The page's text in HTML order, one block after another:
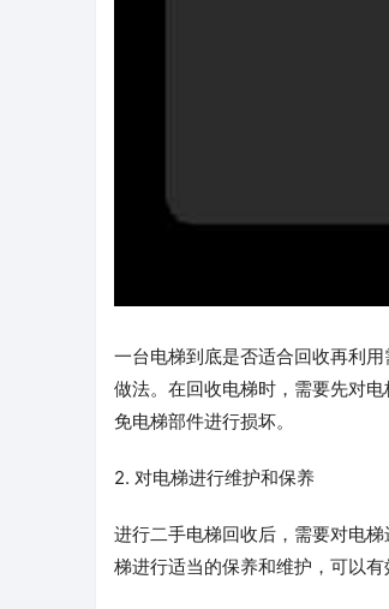
一台电梯到底是否适合回收再利
做法。在回收电梯时，需要先对
免电梯部件进行损坏。
2. 对电梯进行维护和保养
进行二手电梯回收后，需要对电
梯进行适当的保养和维护，可以